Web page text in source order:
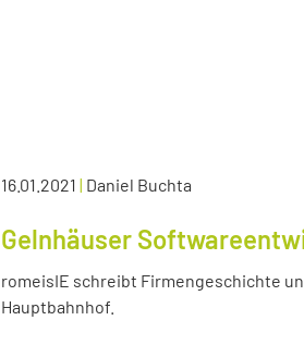
16.01.2021 | Daniel Buchta
Gelnhäuser
romeisIE schreibt Firmengeschichte
Hauptbahnhof.